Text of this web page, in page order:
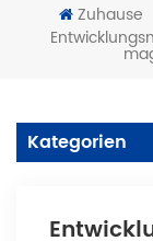
Zuhause
Kategorien